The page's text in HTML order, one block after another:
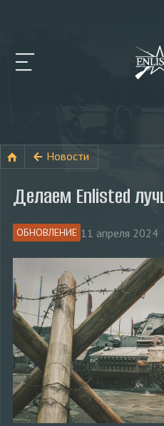
Новости
Делаем Enlisted
ОБНОВЛЕНИЕ 11 апреля 2024